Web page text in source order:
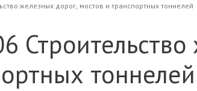
железных дорог, мостов и транспортных тоннелей